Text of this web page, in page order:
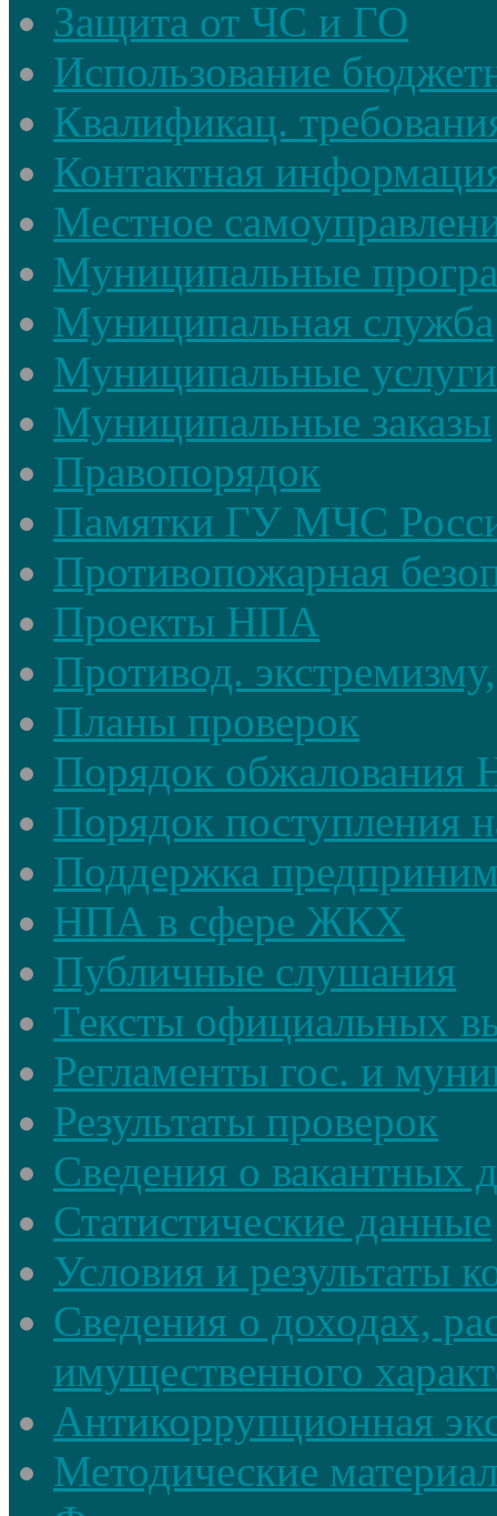
Защита от ЧС и ГО
Использование
Квалификац.
Контактная
Местное
Муниципальные
Муниципальная служба
Муниципальные услуги
Муниципальные заказы
Правопорядок
Памятки ГУ МЧС
Противопожарная
Проекты НПА
Противод.
Планы проверок
Порядок
Порядок поступления
Поддержка
НПА в сфере ЖКХ
Публичные слушания
Тексты официальных
Регламенты гос. и
Результаты проверок
Сведения о вакантных
Статистические данные
Условия и результаты
Сведения о доходах,
имущественного
Антикоррупционная
Методические